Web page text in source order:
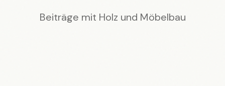
Beiträge mit Holz und Möbelbau